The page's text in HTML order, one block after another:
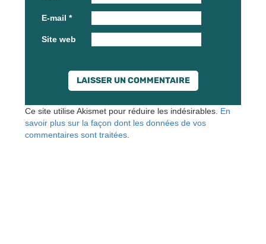
E-mail *
Site web
Ce site utilise Akismet pour réduire les indésirables. En
savoir plus sur la façon dont les données de vos
commentaires sont traitées